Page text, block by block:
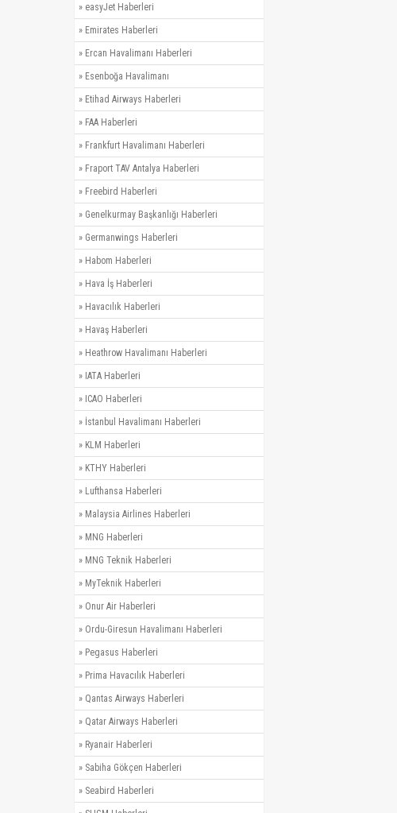
» easyJet Haberleri
» Emirates Haberleri
» Ercan Havalimanı Haberleri
» Esenboğa Havalimanı
» Etihad Airways Haberleri
» FAA Haberleri
» Frankfurt Havalimanı Haberleri
» Fraport TAV Antalya Haberleri
» Freebird Haberleri
» Genelkurmay Başkanlığı Haberleri
» Germanwings Haberleri
» Habom Haberleri
» Hava İş Haberleri
» Havacılık Haberleri
» Havaş Haberleri
» Heathrow Havalimanı Haberleri
» IATA Haberleri
» ICAO Haberleri
» İstanbul Havalimanı Haberleri
» KLM Haberleri
» KTHY Haberleri
» Lufthansa Haberleri
» Malaysia Airlines Haberleri
» MNG Haberleri
» MNG Teknik Haberleri
» MyTeknik Haberleri
» Onur Air Haberleri
» Ordu-Giresun Havalimanı Haberleri
» Pegasus Haberleri
» Prima Havacılık Haberleri
» Qantas Airways Haberleri
» Qatar Airways Haberleri
» Ryanair Haberleri
» Sabiha Gökçen Haberleri
» Seabird Haberleri